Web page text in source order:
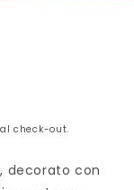
check-out.
decorato con